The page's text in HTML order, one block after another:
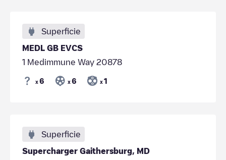
Superficie
MEDL GB EVCS
1 Medimmune Way 20878
x 6 x 6 x 1
Superficie
Supercharger Gaithersburg, MD